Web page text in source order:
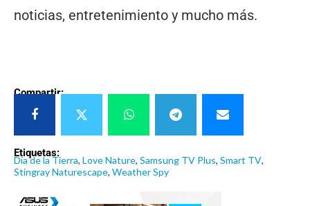
noticias, entretenimiento y mucho más.
Compartir:
Etiquetas:
Día de la Tierra, Love Nature, Samsung TV Plus, Smart TV,
Stingray Naturescape, Weather Spy